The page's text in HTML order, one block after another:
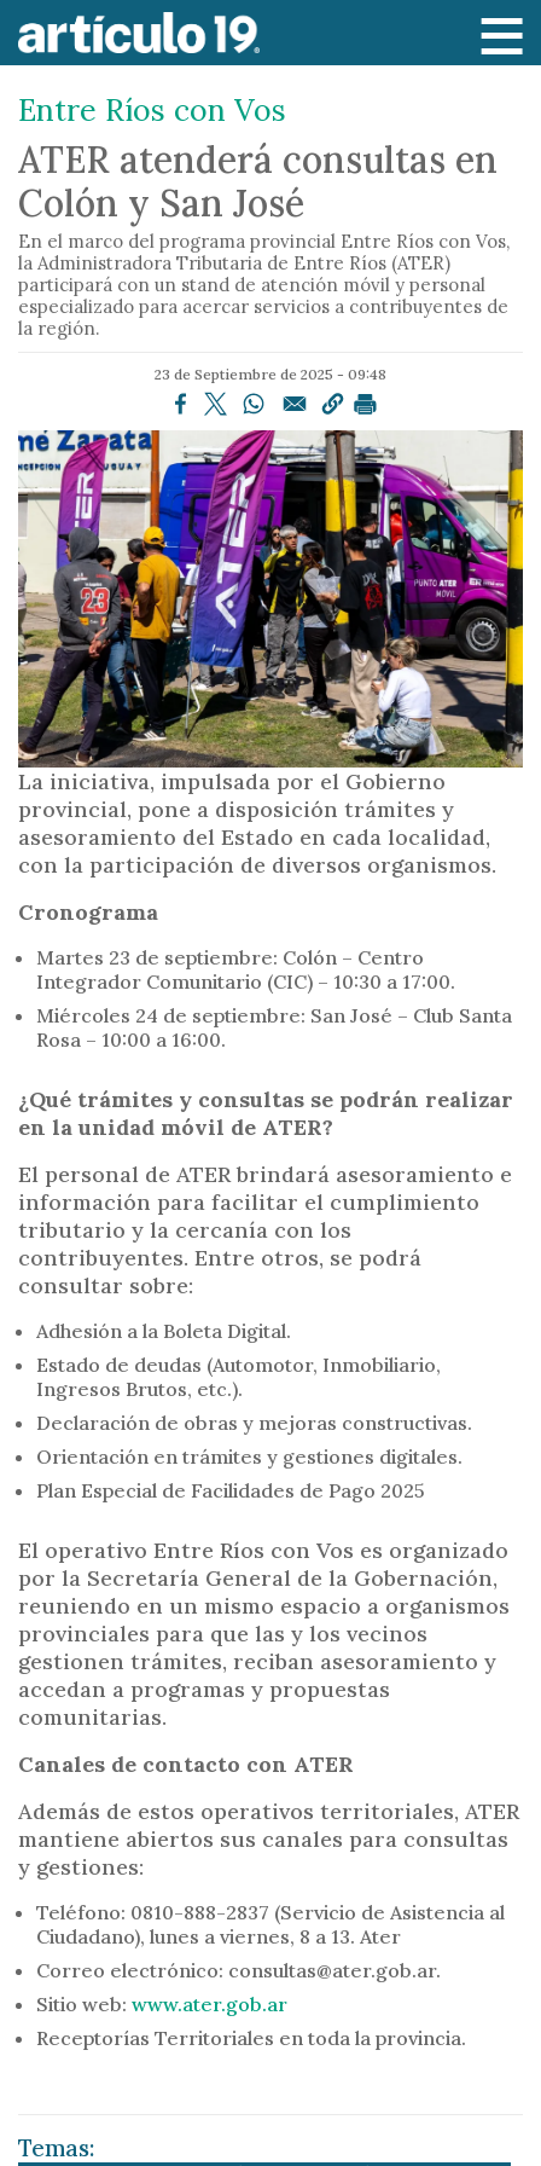
a
a
l
o
n
t
n
d
o
p
r
i
n
c
i
p
a
l
Entre Ríos con Vos
ATER atenderá consultas en
Colón y San José
En el marco del programa provincial Entre Ríos con Vos,
la Administradora Tributaria de Entre Ríos (ATER)
participará con un stand de atención móvil y personal
especializado para acercar servicios a contribuyentes de
la región.
23 de Septiembre de 2025 - 09:48
La iniciativa, impulsada por el Gobierno
provincial, pone a disposición trámites y
asesoramiento del Estado en cada localidad,
con la participación de diversos organismos.
Cronograma
Martes 23 de septiembre: Colón – Centro
Integrador Comunitario (CIC) – 10:30 a 17:00.
Miércoles 24 de septiembre: San José – Club Santa
Rosa – 10:00 a 16:00.
¿Qué trámites y consultas se podrán realizar
en la unidad móvil de ATER?
El personal de ATER brindará asesoramiento e
información para facilitar el cumplimiento
tributario y la cercanía con los
contribuyentes. Entre otros, se podrá
consultar sobre:
Adhesión a la Boleta Digital.
Estado de deudas (Automotor, Inmobiliario,
Ingresos Brutos, etc.).
Declaración de obras y mejoras constructivas.
Orientación en trámites y gestiones digitales.
Plan Especial de Facilidades de Pago 2025
El operativo Entre Ríos con Vos es organizado
por la Secretaría General de la Gobernación,
reuniendo en un mismo espacio a organismos
provinciales para que las y los vecinos
gestionen trámites, reciban asesoramiento y
accedan a programas y propuestas
comunitarias.
Canales de contacto con ATER
Además de estos operativos territoriales, ATER
mantiene abiertos sus canales para consultas
y gestiones:
Teléfono: 0810-888-2837 (Servicio de Asistencia al
Ciudadano), lunes a viernes, 8 a 13. Ater
Correo electrónico: consultas@ater.gob.ar.
Sitio web: www.ater.gob.ar
Receptorías Territoriales en toda la provincia.
Temas: